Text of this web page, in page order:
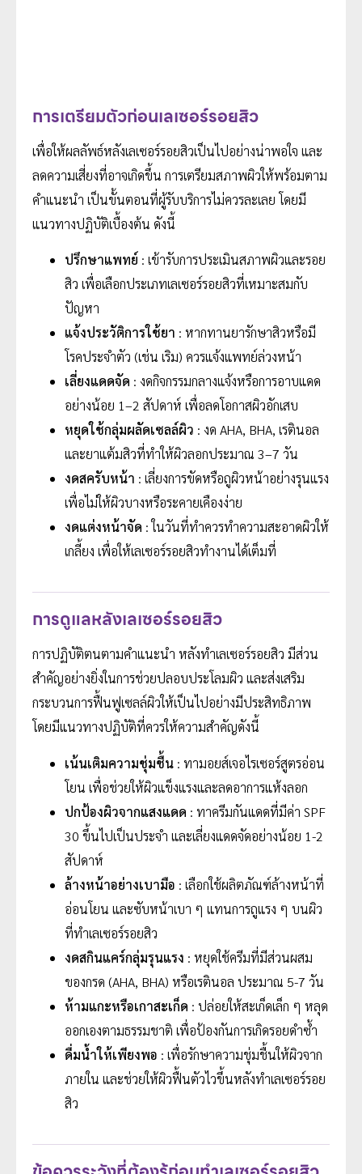
การเตรียมตัวก่อนเลเซอร์รอยสิว
เพื่อให้ผลลัพธ์หลังเลเซอร์รอยสิวเป็นไปอย่างน่าพอใจ และ
ลดความเสี่ยงที่อาจเกิดขึ้น การเตรียมสภาพผิวให้พร้อมตาม
คำแนะนำ เป็นขั้นตอนที่ผู้รับบริการไม่ควรละเลย โดยมี
แนวทางปฏิบัติเบื้องต้น ดังนี้
ปรึกษาแพทย์ : เข้ารับการประเมินสภาพผิวและรอย
สิว เพื่อเลือกประเภทเลเซอร์รอยสิวที่เหมาะสมกับ
ปัญหา
แจ้งประวัติการใช้ยา : หากทานยารักษาสิวหรือมี
โรคประจำตัว (เช่น เริม) ควรแจ้งแพทย์ล่วงหน้า
เลี่ยงแดดจัด : งดกิจกรรมกลางแจ้งหรือการอาบแดด
อย่างน้อย 1–2 สัปดาห์ เพื่อลดโอกาสผิวอักเสบ
หยุดใช้กลุ่มผลัดเซลล์ผิว : งด AHA, BHA, เรตินอล
และยาแต้มสิวที่ทำให้ผิวลอกประมาณ 3–7 วัน
งดสครับหน้า : เลี่ยงการขัดหรือถูผิวหน้าอย่างรุนแรง
เพื่อไม่ให้ผิวบางหรือระคายเคืองง่าย
งดแต่งหน้าจัด : ในวันที่ทำควรทำความสะอาดผิวให้
เกลี้ยง เพื่อให้เลเซอร์รอยสิวทำงานได้เต็มที่
การดูแลหลังเลเซอร์รอยสิว
การปฏิบัติตนตามคำแนะนำ หลังทำเลเซอร์รอยสิว มีส่วน
สำคัญอย่างยิ่งในการช่วยปลอบประโลมผิว และส่งเสริม
กระบวนการฟื้นฟูเซลล์ผิวให้เป็นไปอย่างมีประสิทธิภาพ
โดยมีแนวทางปฏิบัติที่ควรให้ความสำคัญดังนี้
เน้นเติมความชุ่มชื้น : ทามอยส์เจอไรเซอร์สูตรอ่อน
โยน เพื่อช่วยให้ผิวแข็งแรงและลดอาการแห้งลอก
ปกป้องผิวจากแสงแดด : ทาครีมกันแดดที่มีค่า SPF
30 ขึ้นไปเป็นประจำ และเลี่ยงแดดจัดอย่างน้อย 1-2
สัปดาห์
ล้างหน้าอย่างเบามือ : เลือกใช้ผลิตภัณฑ์ล้างหน้าที่
อ่อนโยน และซับหน้าเบา ๆ แทนการถูแรง ๆ บนผิว
ที่ทำเลเซอร์รอยสิว
งดสกินแคร์กลุ่มรุนแรง : หยุดใช้ครีมที่มีส่วนผสม
ของกรด (AHA, BHA) หรือเรตินอล ประมาณ 5-7 วัน
ห้ามแกะหรือเกาสะเก็ด : ปล่อยให้สะเก็ดเล็ก ๆ หลุด
ออกเองตามธรรมชาติ เพื่อป้องกันการเกิดรอยดำซ้ำ
ดื่มน้ำให้เพียงพอ : เพื่อรักษาความชุ่มชื้นให้ผิวจาก
ภายใน และช่วยให้ผิวฟื้นตัวไวขึ้นหลังทำเลเซอร์รอย
สิว